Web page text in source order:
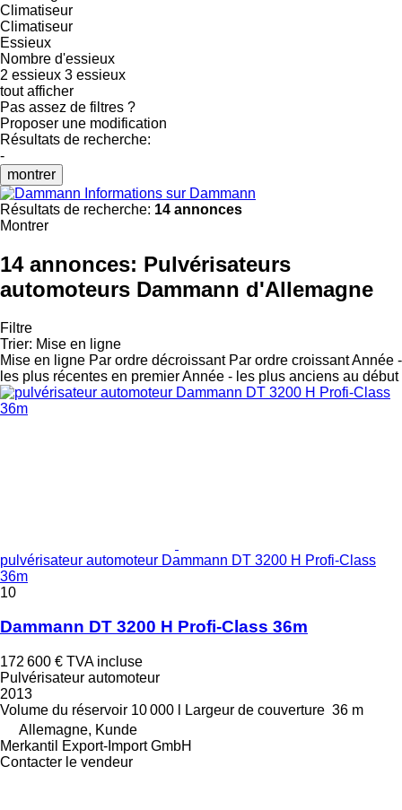
Climatiseur
Climatiseur
Essieux
Nombre d'essieux
2 essieux 3 essieux
tout afficher
Pas assez de filtres ?
Proposer une modification
Résultats de recherche:
-
montrer
Informations sur Dammann
Résultats de recherche: 14 annonces
Montrer
14 annonces: Pulvérisateurs
automoteurs Dammann d'Allemagne
Filtre
Trier: Mise en ligne
Mise en ligne Par ordre décroissant Par ordre croissantAnnée -
les plus récentes en premierAnnée - les plus anciens au début
pulvérisateur automoteur Dammann DT 3200 H Profi-Class
36m
10
Dammann DT 3200 H Profi-Class 36m
172 600 € TVA incluse
Pulvérisateur automoteur
2013
Volume du réservoir 10 000 l Largeur de couverture 36 m
Allemagne, Kunde
Merkantil Export-Import GmbH
Contacter le vendeur